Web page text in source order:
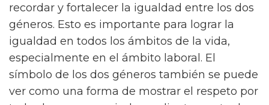
recordar y fortalecer la igualdad entre los dos
géneros. Esto es importante para lograr la
igualdad en todos los ámbitos de la vida,
especialmente en el ámbito laboral. El
símbolo de los dos géneros también se puede
ver como una forma de mostrar el respeto por